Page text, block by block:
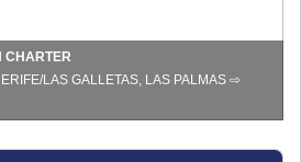
CHARTER
LAS GALLETAS, LAS PALMAS ⇨